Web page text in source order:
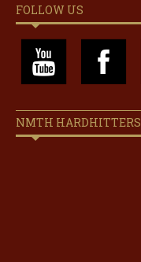
FOLLOW US
NMTH HARDHITTERS